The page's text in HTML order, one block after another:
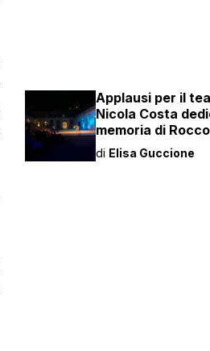
Applausi per il
Nicola Costa
memoria di
di Elisa Guccione